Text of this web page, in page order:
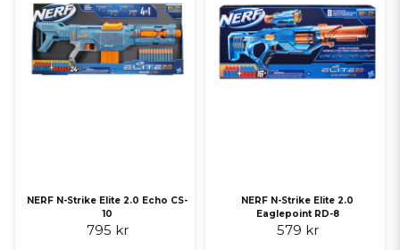
NERF N-Strike Elite 2.0 Echo CS-
10
795 kr
NERF N-Strike Elite 2.0
Eaglepoint RD-8
579 kr